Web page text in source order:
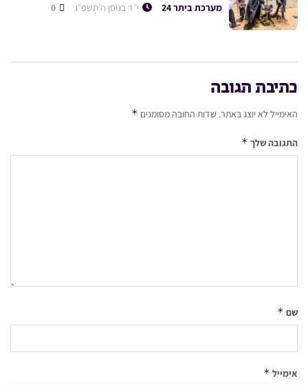
מערכת ביתר 24 י״ד בניסן ה׳תשפ״ג
כתיבת תגובה
האימייל לא יוצג באתר. שדות החובה מסומנים *
התגובה שלך *
שם *
אימייל *